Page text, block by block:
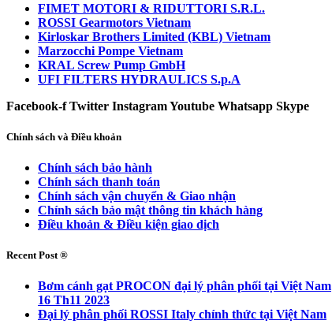
FIMET MOTORI & RIDUTTORI S.R.L.
ROSSI Gearmotors Vietnam
Kirloskar Brothers Limited (KBL) Vietnam
Marzocchi Pompe Vietnam
KRAL Screw Pump GmbH
UFI FILTERS HYDRAULICS S.p.A
Facebook-f Twitter InstagramYoutube Whatsapp Skype
Chính sách và Điều khoản
Chính sách bảo hành
Chính sách thanh toán
Chính sách vận chuyển & Giao nhận
Chính sách bảo mật thông tin khách hàng
Điều khoản & Điều kiện giao dịch
Recent Post ®
Bơm cánh gạt PROCON đại lý phân phối tại Việt Nam
16 Th11 2023
Đại lý phân phối ROSSI Italy chính thức tại Việt Nam